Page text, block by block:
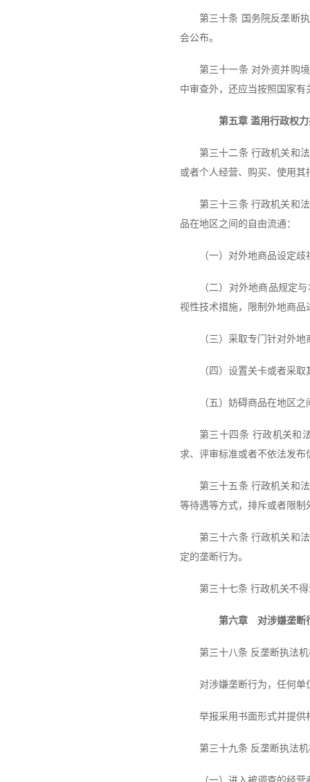
第三十条 国务院反垄断
会公布。
第三十一条 对外资并购
中审查外，还应当按照国家
第五章 滥用行政权力
第三十二条 行政机关和
或者个人经营、购买、使用
第三十三条 行政机关和
品在地区之间的自由流通：
（一）对外地商品设定
（二）对外地商品规定
视性技术措施，限制外地商品
（三）采取专门针对外
（四）设置关卡或者采
（五）妨碍商品在地区
第三十四条 行政机关和
求、评审标准或者不依法发
第三十五条 行政机关和
等待遇等方式，排斥或者限制
第三十六条 行政机关和
定的垄断行为。
第三十七条 行政机关不
第六章 对涉嫌垄断
第三十八条 反垄断执法
对涉嫌垄断行为，任何
举报采用书面形式并提供
第三十九条 反垄断执法